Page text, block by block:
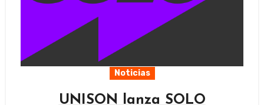
Noticias
UNISON lanza SOLO